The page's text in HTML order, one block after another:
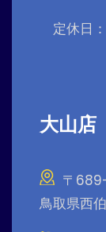
定休日
大山店
〒
鳥取県西